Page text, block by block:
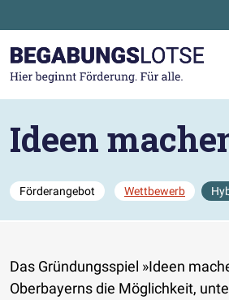
Zur Startseite gehen
Ideen
Förderangebot Wettbewerb
Das Gründungsspiel »Ideen
Oberbayerns die Möglichkeit,